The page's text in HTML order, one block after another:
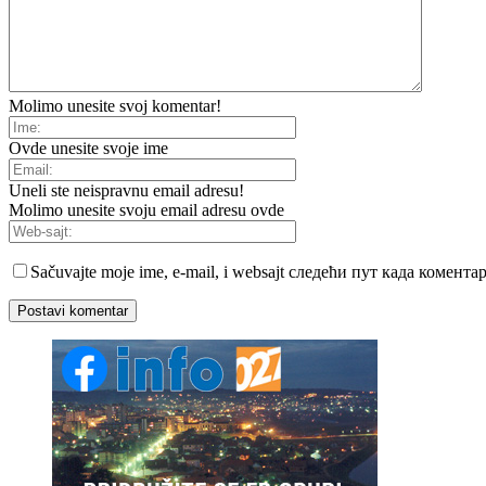
Molimo unesite svoj komentar!
Ovde unesite svoje ime
Uneli ste neispravnu email adresu!
Molimo unesite svoju email adresu ovde
Sačuvajte moje ime, e-mail, i websajt следећи пут када